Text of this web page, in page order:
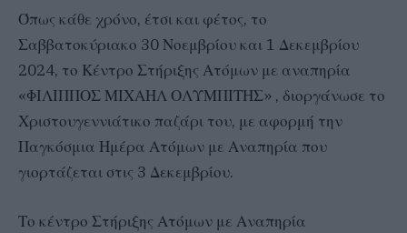
Όπως κάθε χρόνο, έτσι και φέτος, το
Σαββατοκύριακο 30 Νοεμβρίου και 1 Δεκεμβρίου
2024, το Κέντρο Στήριξης Ατόμων με αναπηρία
«ΦΙΛΙΠΠΟΣ ΜΙΧΑΗΛ ΟΛΥΜΠΙΤΗΣ» , διοργάνωσε το
Χριστουγεννιάτικο παζάρι του, με αφορμή την
Παγκόσμια Ημέρα Ατόμων με Αναπηρία που
γιορτάζεται στις 3 Δεκεμβρίου.
Το κέντρο Στήριξης Ατόμων με Αναπηρία